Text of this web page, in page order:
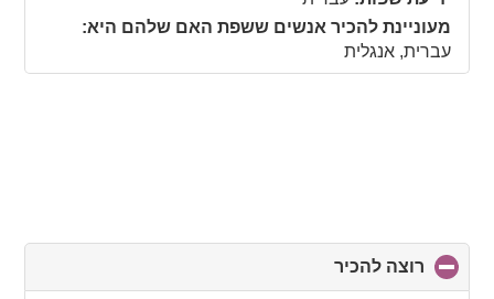
מעוניינת להכיר אנשים ששפת האם שלהם היא:
עברית, אנגלית
רוצה להכיר
to